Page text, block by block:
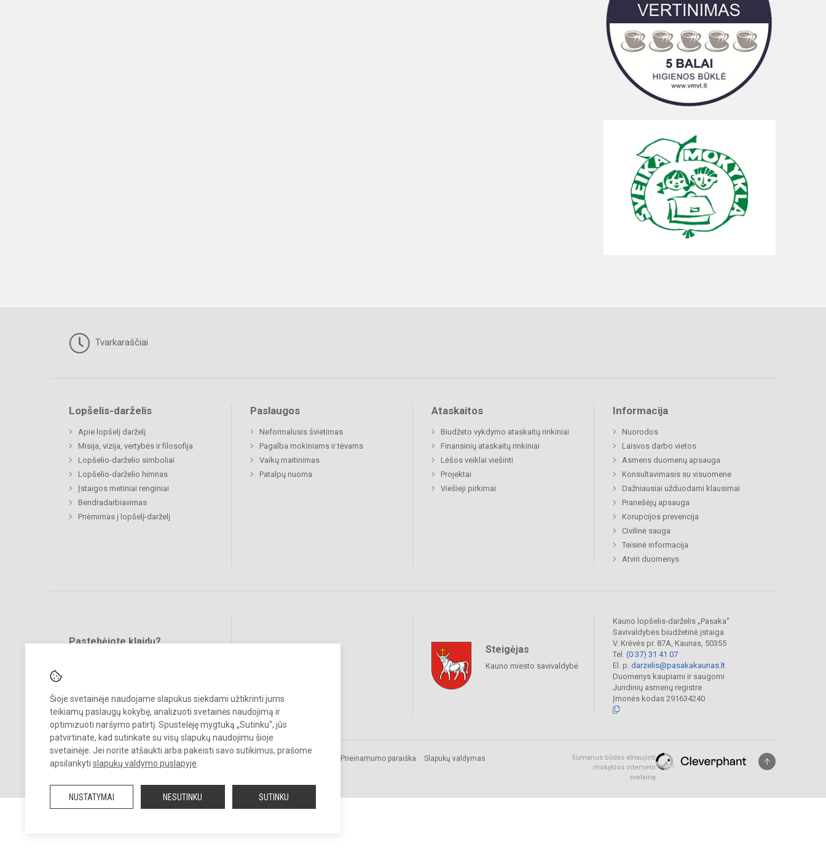
Šioje svetainėje naudojame slapukus siekdami užtikrinti jums
teikiamų paslaugų kokybę, analizuoti svetainės naudojimą ir
optimizuoti naršymo patirtį. Spustelėję mygtuką „Sutinku“, jūs
patvirtinate, kad sutinkate su visų slapukų naudojimu šioje
svetainėje. Jei norite atšaukti arba pakeisti savo sutikimus, prašome
apsilankyti slapukų valdymo puslapyje
NUSTATYMAI NESUTINKU SUTINKU
Tvarkaraščiai
Lopšelis-darželis
Apie lopšelį darželį
Misija, vizija, vertybės ir filosofija
Lopšelio-darželio simboliai
Lopšelio-darželio himnas
Įstaigos metiniai renginiai
Bendradarbiavimas
Priėmimas į lopšelį-darželį
Paslaugos
Neformalusis švietimas
Pagalba mokiniams ir tėvams
Vaikų maitinimas
Patalpų nuoma
Ataskaitos
Biudžeto vykdymo ataskaitų rinkiniai
Finansinių ataskaitų rinkiniai
Lėšos veiklai viešinti
Projektai
Viešieji pirkimai
Informacija
Nuorodos
Laisvos darbo vietos
Asmens duomenų apsauga
Konsultavimasis su visuomene
Dažniausiai užduodami klausimai
Pranešėjų apsauga
Korupcijos prevencija
Civilinė sauga
Teisinė informacija
Atviri duomenys
Pastebėjote klaidų?
Steigėjas
Kauno miesto savivaldybė
Kauno lopšelis-darželis „Pasaka“
Savivaldybės biudžetinė įstaiga
V. Krėvės pr. 87A, Kaunas, 50355
Tel. (0 37) 31 41 07
El. p. darzelis@pasakakaunas.lt
Duomenys kaupiami ir saugomi
Juridinių asmenų registre
Įmonės kodas 291634240
© 2022. Kauno lopšelis-darželis „Pasaka“. Visos teisės saugomos.
Kopijuoti turinį be raštiško įstaigos administracijos sutikimo griežtai
Prieinamumo paraiška Slapukų valdymas
Sumanus būdas atnaujinti
mokyklos interneto
svetainę